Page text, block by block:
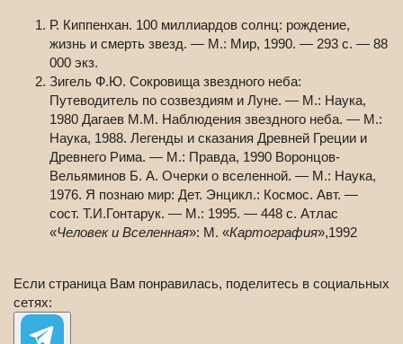
Р. Киппенхан. 100 миллиардов солнц: рождение,
жизнь и смерть звезд. — М.: Мир, 1990. — 293 с. — 88
000 экз.
Зигель Ф.Ю. Сокровища звездного неба:
Путеводитель по созвездиям и Луне. — М.: Наука,
1980 Дагаев М.М. Наблюдения звездного неба. — М.:
Наука, 1988. Легенды и сказания Древней Греции и
Древнего Рима. — М.: Правда, 1990 Воронцов-
Вельяминов Б. А. Очерки о вселенной. — М.: Наука,
1976. Я познаю мир: Дет. Энцикл.: Космос. Авт. —
сост. Т.И.Гонтарук. — М.: 1995. — 448 с. Атлас
«Человек и Вселенная»: М. «Картография»,1992
Если страница Вам понравилась, поделитесь в социальных
сетях: